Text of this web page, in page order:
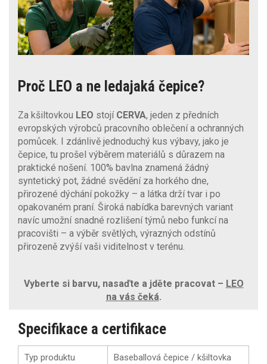
Proč LEO a ne ledajaká čepice?
Za kšiltovkou LEO stojí CERVA, jeden z předních
evropských výrobců pracovního oblečení a ochranných
pomůcek. I zdánlivě jednoduchý kus výbavy, jako je
čepice, tu prošel výběrem materiálů s důrazem na
praktické nošení. 100% bavlna znamená žádný
syntetický pot, žádné svědění za horkého dne,
přirozené dýchání pokožky – a látka drží tvar i po
opakovaném praní. Široká nabídka barevných variant
navíc umožní snadné rozlišení týmů nebo funkcí na
pracovišti – a výběr světlých, výrazných odstínů
přirozeně zvýší vaši viditelnost v terénu.
Vyberte si barvu, nasaďte a jděte pracovat – LEO
na vás čeká.
Specifikace a certifikace
Typ produktu Baseballová čepice / kšiltovka